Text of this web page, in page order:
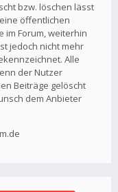
bzw. löschen lässt
öffentlichen
im Forum, weiterhin
jedoch nicht mehr
Alle
der Nutzer
Beiträge gelöscht
dem Anbieter